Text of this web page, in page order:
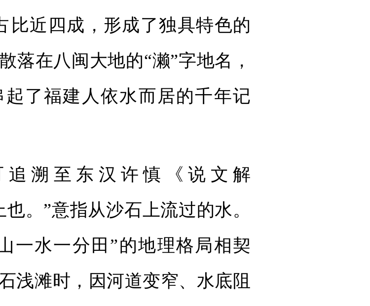
比近四成，形成了独具特色的
落在八闽大地的“濑”字地名，
了福建人依水而居的千年记
追溯至东汉许慎《说文解
。”意指从沙石上流过的水。
一水一分田”的地理格局相契
浅滩时，因河道变窄、水底阻